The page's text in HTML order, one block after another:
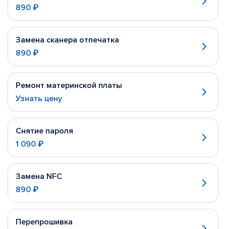
890 ₽
Замена сканера отпечатка
890 ₽
Ремонт материнской платы
Узнать цену
Снятие пароля
1 090 ₽
Замена NFC
890 ₽
Перепрошивка